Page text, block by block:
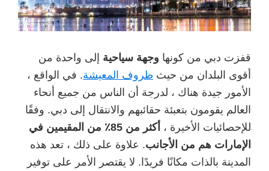
قفزت دبي من كونها وجهة سياحية إلى واحدة من
أقوى البلدان من حيث ظروف المعيشة. في الواقع ،
الأمور جيدة هناك ، لدرجة أن الناس من جميع أنحاء
العالم يقومون بتعبئة حقائبهم والانتقال إلى دبي. وفقًا
للإحصائيات الأخيرة ،
أكثر من 85٪ من المقيمين في
الإمارات هم من الأجانب. علاوة على ذلك ، تعد هذه
المدينة بالذات مكانًا فريدًا. لا يقتصر الأمر على توفير